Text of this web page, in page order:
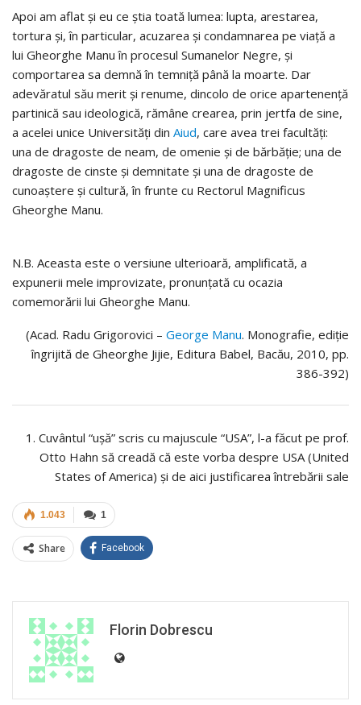
Apoi am aflat şi eu ce ştia toată lumea: lupta, arestarea,
tortura şi, în particular, acuzarea şi condamnarea pe viaţă a
lui Gheorghe Manu în procesul Sumanelor Negre, şi
comportarea sa demnă în temniţă până la moarte. Dar
adevăratul său merit şi renume, dincolo de orice apartenenţă
partinică sau ideologică, rămâne crearea, prin jertfa de sine,
a acelei unice Universităţi din Aiud, care avea trei facultăţi:
una de dragoste de neam, de omenie şi de bărbăţie; una de
dragoste de cinste și demnitate şi una de dragoste de
cunoaştere şi cultură, în frunte cu Rectorul Magnificus
Gheorghe Manu.
N.B. Aceasta este o versiune ulterioară, amplificată, a
expunerii mele improvizate, pronunțată cu ocazia
comemorării lui Gheorghe Manu.
(Acad. Radu Grigorovici – George Manu. Monografie, ediție
îngrijită de Gheorghe Jijie, Editura Babel, Bacău, 2010, pp.
386-392)
1. Cuvântul “uşă” scris cu majuscule “USA”, l-a făcut pe prof.
Otto Hahn să creadă că este vorba despre USA (United
States of America) şi de aici justificarea întrebării sale
1
1.043
Share Facebook
Florin Dobrescu